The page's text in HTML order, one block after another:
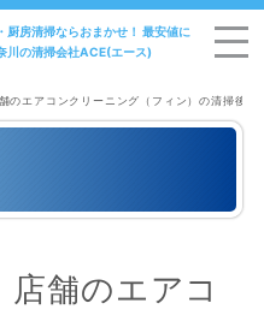
厨房清掃ならおまかせ！ 最安値に
川の清掃会社ACE(エース)
のエアコンクリーニング（フィン）の清掃後
店舗のエアコ